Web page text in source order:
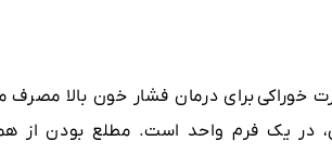
برای درمان فشار خون بالا مصرف
در یک فرم واحد است. مطلع بودن از